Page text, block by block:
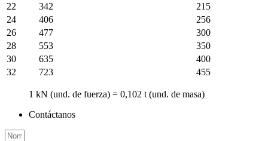
22
342
215
24
406
256
26
477
300
28
553
350
30
635
400
32
723 455
1 kN (und. de fuerza) = 0,102 t (und. de masa)
Contáctanos